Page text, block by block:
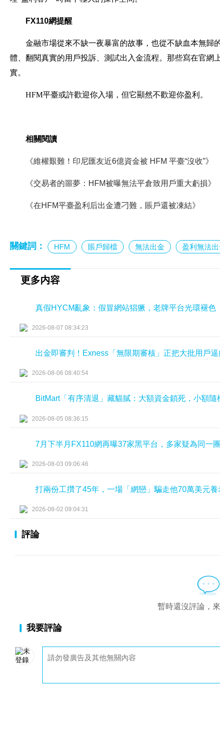
FX110網提醒
金融市場從來不缺一夜暴富的故事，也從不缺血本無歸
體、翻閱真實的用戶投訴、測試出入金流程。那些寫在官網
實。
HFM平臺或許歡迎你入場，但它顯然不歡迎你盈利。
相關閱讀
《維權艱難！印尼匯友近6億資金被 HFM 平臺“沒收”》
《交易者的噩夢：HFM被曝無法平倉致用戶重大虧損》
《在HFM平臺盈利后出金遭刁難，賬戶還被凍結》
關鍵詞： HFM 賬戶歸檔 無法出金 盈利無法
更多内容
真假HYCM亂象：假冒網站猖獗，老牌平台光環褪色
2026-08-07 08:34:23
出金即審判！Exness「無限期審核」正把大批用戶
2026-08-06 08:40:54
BitMart「有序清退」藏貓膩：大額資金鎖死，小額隨
2026-08-05 08:36:15
7月下半月FX110網再曝37家黑平台，多家疑為同一
2026-08-03 09:06:46
打兩份工攢了45年，一場「網戀」騙走他70萬美元養
2026-08-02 09:04:31
評論
暫時還沒評論，
我要評論